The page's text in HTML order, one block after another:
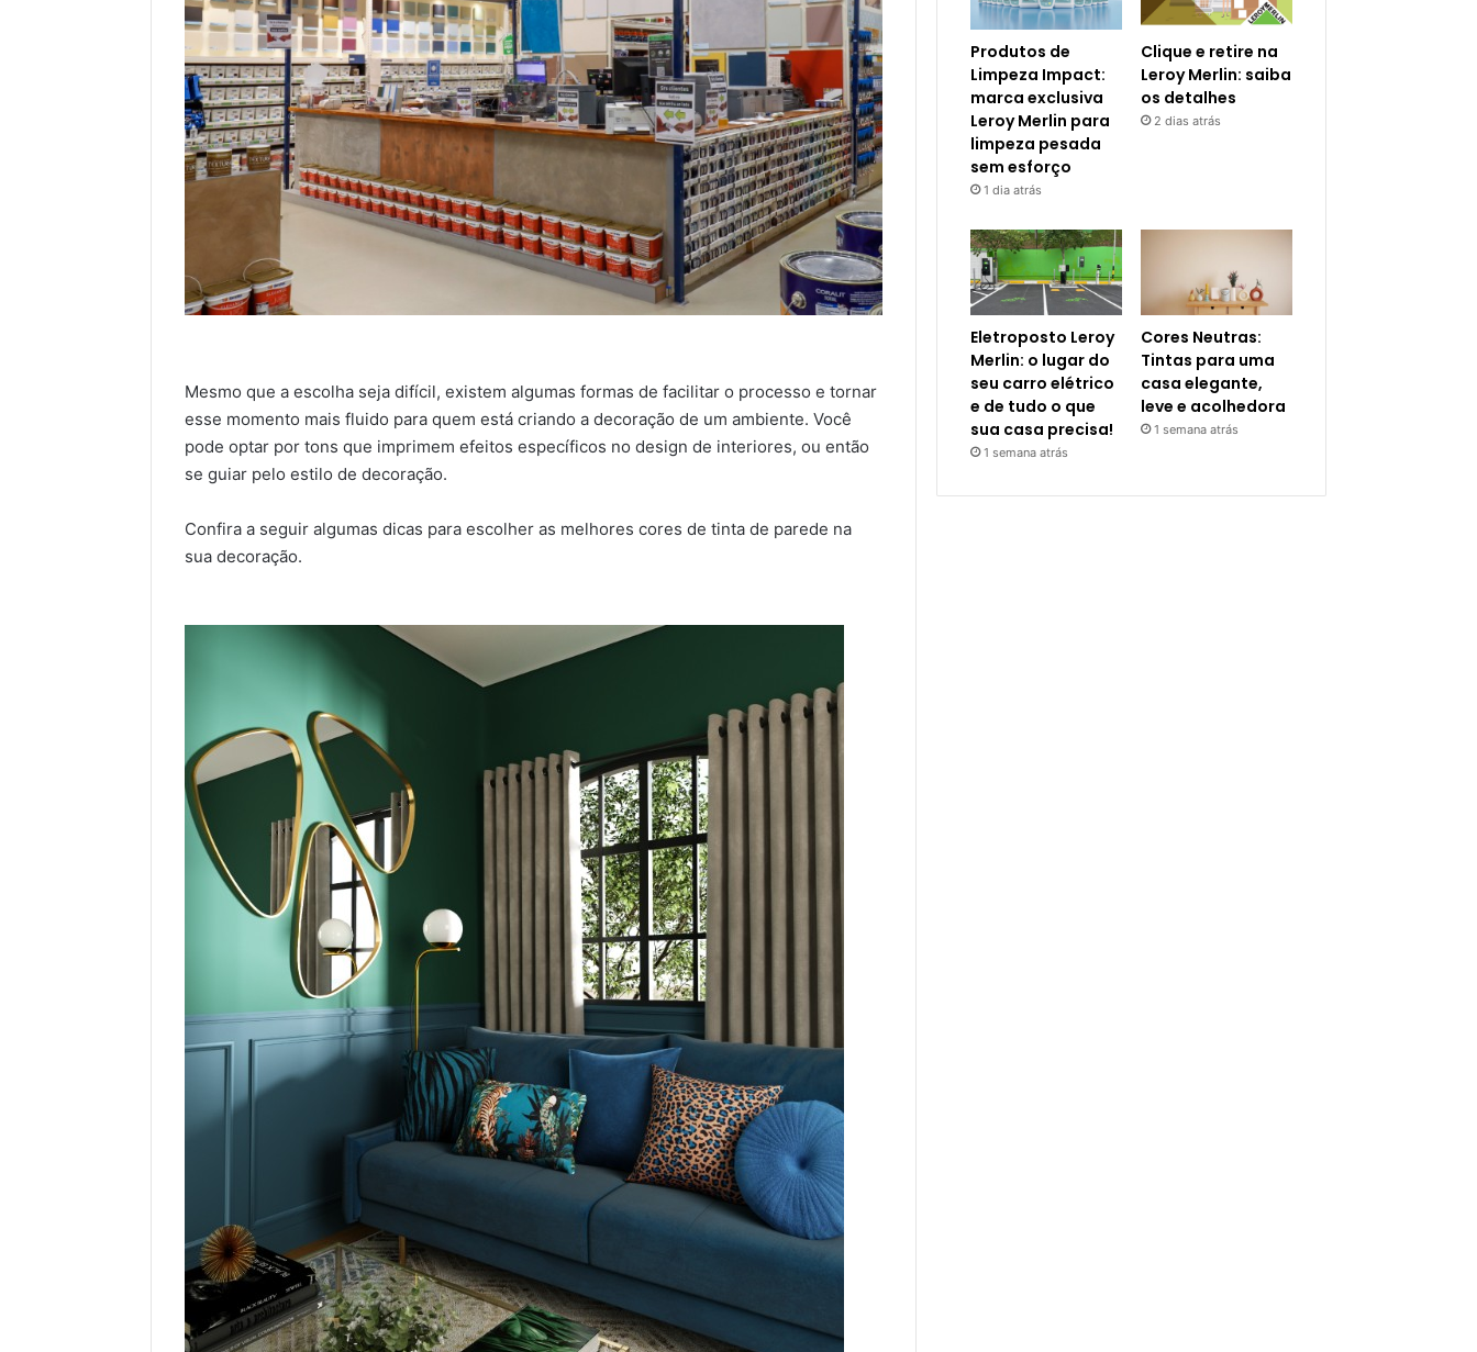
Mesmo que a escolha seja difícil, existem algumas formas de facilitar o processo e tornar
esse momento mais fluido para quem está criando a decoração de um ambiente. Você
pode optar por tons que imprimem efeitos específicos no design de interiores, ou então
se guiar pelo estilo de decoração.
Confira a seguir algumas dicas para escolher as melhores cores de tinta de parede na
sua decoração.
Produtos de
Limpeza Impact:
marca exclusiva
Leroy Merlin para
limpeza pesada
sem esforço
1 dia atrás
Clique e retire na
Leroy Merlin: saiba
os detalhes
2 dias atrás
Eletroposto Leroy
Merlin: o lugar do
seu carro elétrico
e de tudo o que
sua casa precisa!
1 semana atrás
Cores Neutras:
Tintas para uma
casa elegante,
leve e acolhedora
1 semana atrás